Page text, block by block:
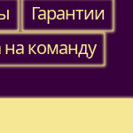
Гарантии
команду